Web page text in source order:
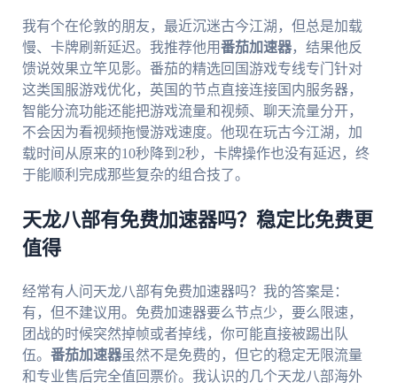
我有个在伦敦的朋友，最近沉迷古今江湖，但总是加载
慢、卡牌刷新延迟。我推荐他用番茄加速器，结果他反
馈说效果立竿见影。番茄的精选回国游戏专线专门针对
这类国服游戏优化，英国的节点直接连接国内服务器，
智能分流功能还能把游戏流量和视频、聊天流量分开，
不会因为看视频拖慢游戏速度。他现在玩古今江湖，加
载时间从原来的10秒降到2秒，卡牌操作也没有延迟，终
于能顺利完成那些复杂的组合技了。
天龙八部有免费加速器吗？稳定比免费更
值得
经常有人问天龙八部有免费加速器吗？我的答案是：
有，但不建议用。免费加速器要么节点少，要么限速，
团战的时候突然掉帧或者掉线，你可能直接被踢出队
伍。 番茄加速器虽然不是免费的，但它的稳定无限流量
和专业售后完全值回票价。我认识的几个天龙八部海外